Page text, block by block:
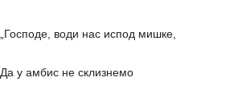
„Господе, води нас испод мишке,
Да у амбис не склизнемо